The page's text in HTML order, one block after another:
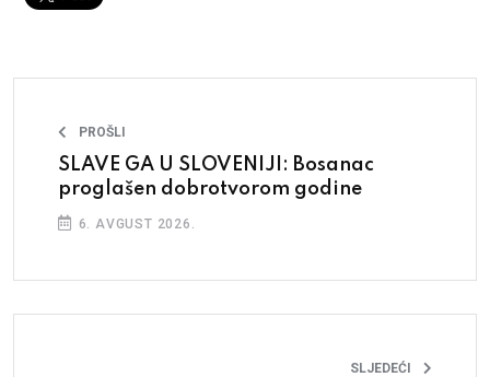
PROŠLI
SLAVE GA U SLOVENIJI: Bosanac
proglašen dobrotvorom godine
6. AVGUST 2026.
SLJEDEĆI